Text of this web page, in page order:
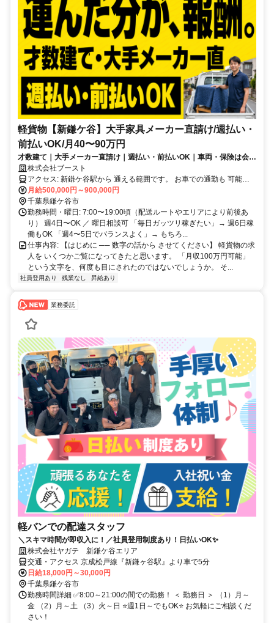
軽貨物【新鎌ケ谷】大手家具メーカー直請け/週払い・
前払いOK/月40〜90万円
才数建て｜大手メーカー直請け｜週払い・前払いOK｜車両・保険は会社
負担株式会社ブースト
アクセス: 新鎌ケ谷駅から 通える範囲です。 お車での通勤も 可能で
す（駐車場についてはご相談ください）。 朝は 7:00 ごろの集合です
ので、 電車でお越しの場合は 始発の時刻をご確認ください。
月給500,000円～900,000円
千葉県鎌ケ谷市
勤務時間・曜日: 7:00〜19:00頃（配送ルートやエリアにより前後あ
り） 週4日〜OK ／ 曜日相談可 「毎日ガッツリ稼ぎたい」→ 週6日稼
働もOK 「週4〜5日でバランスよく」→ もちろ...
仕事内容: 【はじめに ── 数字の話から させてください】 軽貨物の求
人を いくつかご覧になってきたと思います。 「月収100万円可能」
という文字を、何度も目にされたのではないでしょうか。 そ...
社員登用あり 残業なし 昇給あり
業務委託
軽バンでの配達スタッフ
＼スキマ時間が即収入に！／社員登用制度あり！日払いOK✨
株式会社ヤガテ 新鎌ケ谷エリア
交通・アクセス 京成松戸線『新鎌ヶ谷駅』より車で5分
日給18,000円～30,000円
千葉県鎌ケ谷市
勤務時間詳細 ✅8:00～21:00の間での勤務！ ＜ 勤務日 ＞ （1）月～
金 （2）月～土 （3）火～日 ⭐週1日～でもOK⭐ お気軽にご相談くだ
さい！